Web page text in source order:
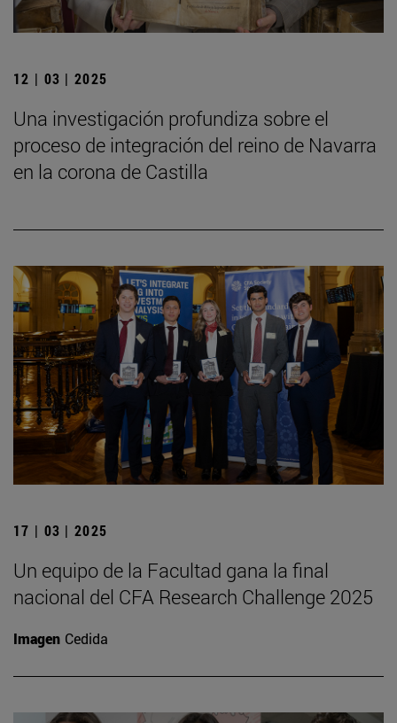
12 | 03 | 2025
Una investigación profundiza sobre el
proceso de integración del reino de Navarra
en la corona de Castilla
17 | 03 | 2025
Un equipo de la Facultad gana la final
nacional del CFA Research Challenge 2025
Imagen Cedida